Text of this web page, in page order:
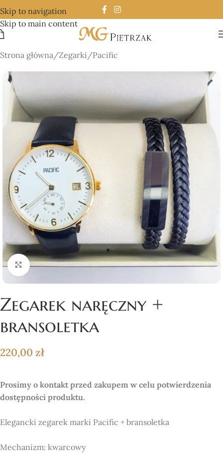
Skip to navigation
Skip to main content
Strona główna/Zegarki /Pacific
Click to enlarge
Zegarek naręczny +
bransoletka
220,00 zł
Prosimy o kontakt przed zakupem w celu potwierdzenia
dostępności produktu.
Elegancki zegarek marki Pacific + bransoletka
Mechanizm: kwarcowy